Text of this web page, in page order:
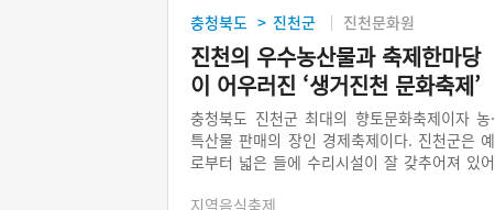
충청북도 > 진천군 진천문화원
진천의 우수농산물과 축제한마당
이 어우러진 ‘생거진천 문화축제’
충청북도 진천군 최대의 향토문화축제이자 농·
특산물 판매의 장인 경제축제이다. 진천군은 예
로부터 넓은 들에 수리시설이 잘 갖추어져 있어
좋다하여 생거진천(生居鎭川)이라 불렸다. 문화
지역음식축제